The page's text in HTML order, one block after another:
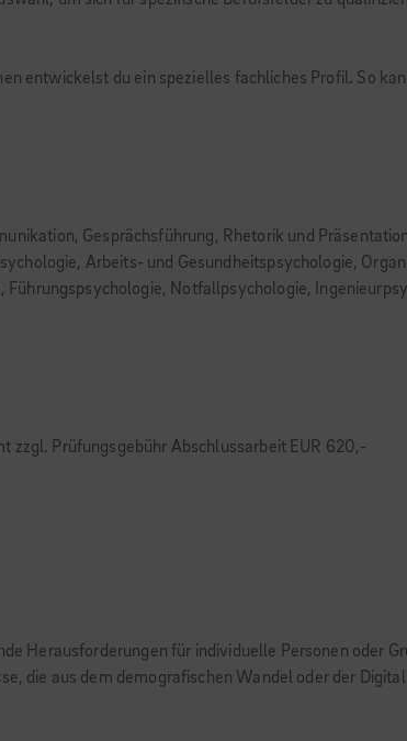
entwickelst du ein spezielles fachliches Profil. So
Gesprächsführung, Rhetorik und
Arbeits- und Gesundheitspsychologie,
Notfallpsychologie,
zzgl. Prüfungsgebühr Abschlussarbeit EUR 620,-
Herausforderungen für individuelle Personen oder
die aus dem demogra­fischen Wandel oder der